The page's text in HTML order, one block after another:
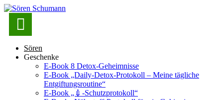

Sören
Geschenke
E-Book 8 Detox-Geheimnisse
E-Book „Daily-Detox-Protokoll – Meine tägliche
Entgiftungsroutine“
E-Book „💉-Schutzprotokoll“